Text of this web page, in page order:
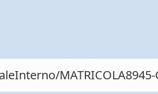
MATRICOLA8945-